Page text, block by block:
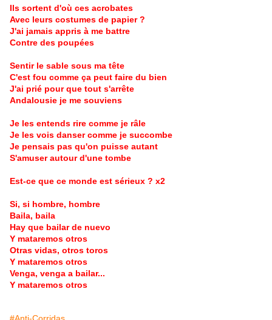
Ils sortent d'où ces acrobates
Avec leurs costumes de papier ?
J'ai jamais appris à me battre
Contre des poupées
Sentir le sable sous ma tête
C'est fou comme ça peut faire du bien
J'ai prié pour que tout s'arrête
Andalousie je me souviens
Je les entends rire comme je râle
Je les vois danser comme je succombe
Je pensais pas qu'on puisse autant
S'amuser autour d'une tombe
Est-ce que ce monde est sérieux ? x2
Si, si hombre, hombre
Baila, baila
Hay que bailar de nuevo
Y mataremos otros
Otras vidas, otros toros
Y mataremos otros
Venga, venga a bailar...
Y mataremos otros